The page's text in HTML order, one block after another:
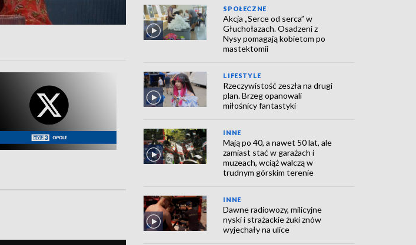
SPOŁECZNE
Akcja „Serce od serca” w
Głuchołazach. Osadzeni z
Nysy pomagają kobietom po
mastektomii
LIFESTYLE
Rzeczywistość zeszła na drugi
plan. Brzeg opanowali
miłośnicy fantastyki
INNE
Mają po 40, a nawet 50 lat, ale
zamiast stać w garażach i
muzeach, wciąż walczą w
trudnym górskim terenie
INNE
Dawne radiowozy, milicyjne
nyski i strażackie żuki znów
wyjechały na ulice